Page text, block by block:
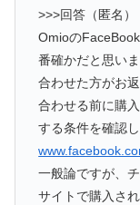
>>>回答（匿名）
Omioの
番確かだと思い
合わせた方がお
合わせる前に購
する条件を確認し
一般論ですが、
サイトで購入さ